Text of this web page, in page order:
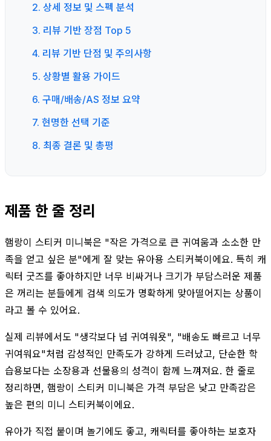
2. 상세 정보 및 스펙 분석
3. 리뷰 기반 장점 Top 5
4. 리뷰 기반 단점 및 주의사항
5. 상황별 활용 가이드
6. 구매/배송/AS 정보 요약
7. 현명한 선택 기준
8. 최종 결론 및 총평
제품 한 줄 정리
햄랑이 스티커 미니북은 "작은 가격으로 큰 귀여움과 소소한 만
족을 얻고 싶은 분"에게 잘 맞는 유아용 스티커북이에요. 특히 캐
릭터 굿즈를 좋아하지만 너무 비싸거나 크기가 부담스러운 제품
은 꺼리는 분들에게 검색 의도가 명확하게 맞아떨어지는 상품이
라고 볼 수 있어요.
실제 리뷰에서도 "생각보다 넘 귀여워욧", "배송도 빠르고 너무
귀여워요"처럼 감성적인 만족도가 강하게 드러났고, 단순한 학
습용보다는 소장용과 선물용의 성격이 함께 느껴져요. 한 줄로
정리하면, 햄랑이 스티커 미니북은 가격 부담은 낮고 만족감은
높은 편의 미니 스티커북이에요.
유아가 직접 붙이며 놀기에도 좋고, 캐릭터를 좋아하는 보호자